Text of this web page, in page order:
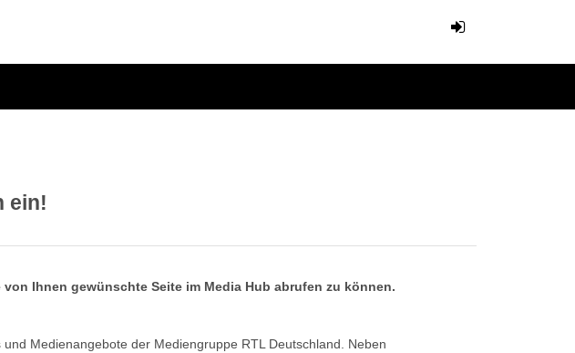
ein!
Ihnen gewünschte Seite im Media Hub abrufen zu können.
Medienangebote der Mediengruppe RTL Deutschland. Neben